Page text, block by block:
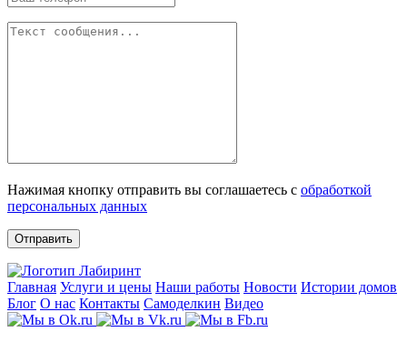
Нажимая кнопку отправить вы соглашаетесь с обработкой
персональных данных
Отправить
Главная Услуги и цены Наши работы Новости Истории домов
Блог О нас Контакты Самоделкин Видео